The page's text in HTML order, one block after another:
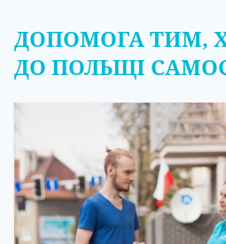
ДОПОМОГА ТИМ,
ДО ПОЛЬЩІ